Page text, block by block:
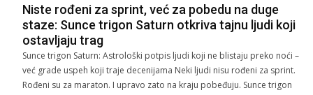
Niste rođeni za sprint, već za pobedu na duge
staze: Sunce trigon Saturn otkriva tajnu ljudi koji
ostavljaju trag
Sunce trigon Saturn: Astrološki potpis ljudi koji ne blistaju preko noći –
već grade uspeh koji traje decenijama Neki ljudi nisu rođeni za sprint.
Rođeni su za maraton. I upravo zato na kraju pobeđuju. Sunce trigon